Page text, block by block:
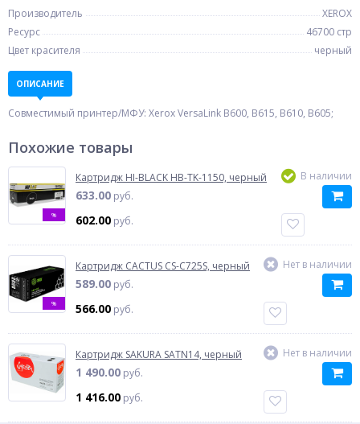
Производитель
XEROX
Ресурс
46700 стр
Цвет красителя
черный
ОПИСАНИЕ
Совместимый принтер/МФУ: Xerox VersaLink B600, B615, B610, B605;
Похожие товары
%
Картридж HI-BLACK HB-TK-1150, черный
633.00 руб.
602.00 руб.
В наличии
%
Картридж CACTUS CS-C725S, черный
589.00 руб.
566.00 руб.
Нет в наличии
Картридж SAKURA SATN14, черный
1 490.00 руб.
1 416.00 руб.
Нет в наличии